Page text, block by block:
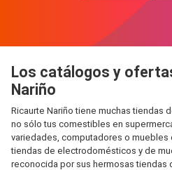
Los catálogos y
Nariño
Ricaurte Nariño tiene muchas tiendas
no sólo tus comestibles en
variedades, computadores o muebles
tiendas de electrodomésticos y de
reconocida por sus hermosas tiendas